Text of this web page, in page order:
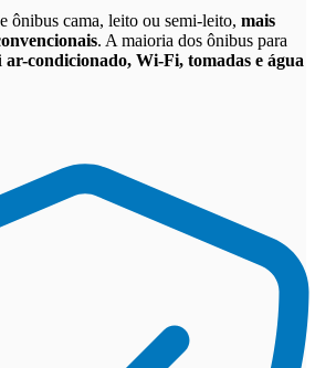
ônibus cama, leito ou semi-leito, mais
. A maioria dos ônibus para
ar-condicionado, Wi-Fi, tomadas e água